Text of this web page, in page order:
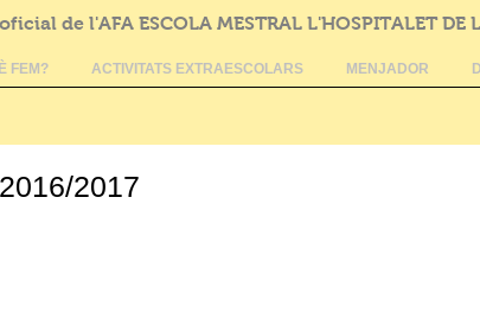
de l'AFA ESCOLA MESTRAL L'HOSPITALET DE
FEM? ACTIVITATS EXTRAESCOLARS MENJADOR
2017